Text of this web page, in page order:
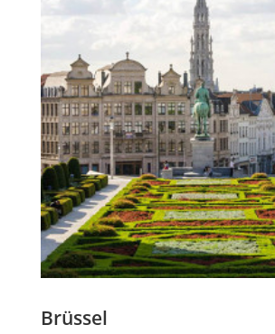
Brüssel